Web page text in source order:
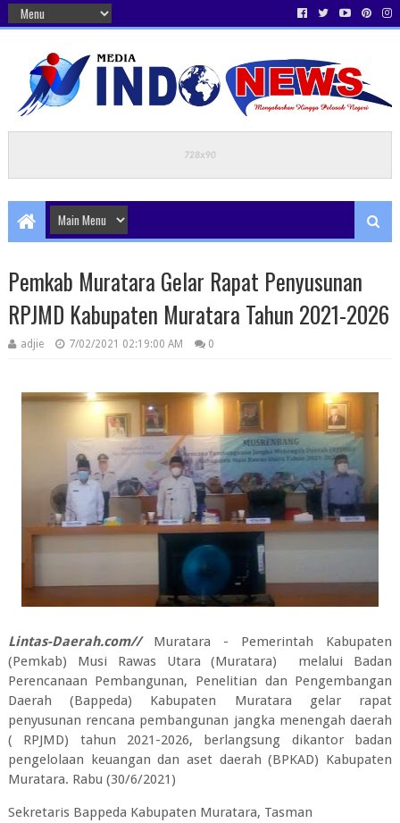
Pemkab Muratara Gelar Rapat Penyusunan
RPJMD Kabupaten Muratara Tahun 2021-2026
adjie 7/02/2021 02:19:00 AM 0
Lintas-Daerah.com// Muratara - Pemerintah Kabupaten
(Pemkab) Musi Rawas Utara (Muratara) melalui Badan
Perencanaan Pembangunan, Penelitian dan Pengembangan
Daerah (Bappeda) Kabupaten Muratara gelar rapat
penyusunan rencana pembangunan jangka menengah daerah
( RPJMD) tahun 2021-2026, berlangsung dikantor badan
pengelolaan keuangan dan aset daerah (BPKAD) Kabupaten
Muratara. Rabu (30/6/2021)
Sekretaris Bappeda Kabupaten Muratara, Tasman